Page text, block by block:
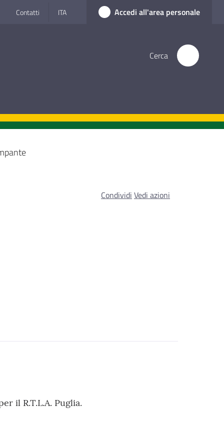
Contatti ITA Accedi all'area personale
Cerca
Condividi Vedi azioni
il R.T.L.A. Puglia.